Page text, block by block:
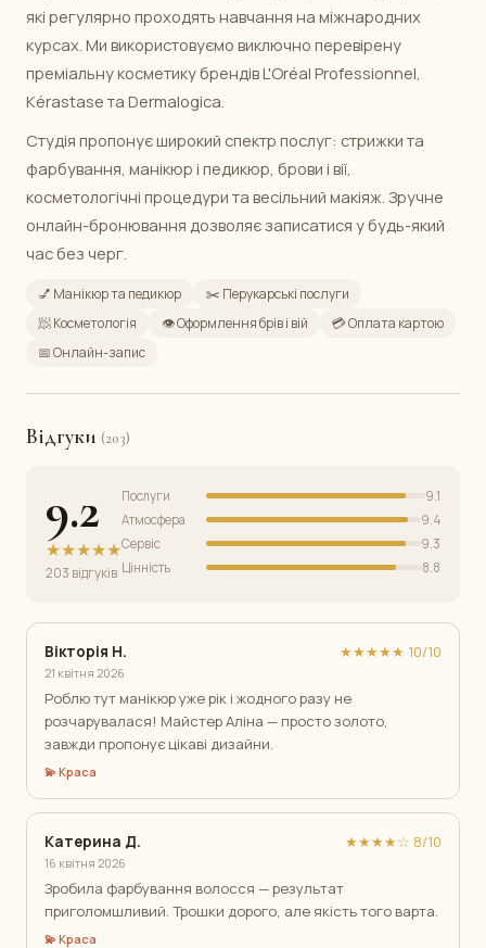
які регулярно проходять навчання на міжнародних
курсах. Ми використовуємо виключно перевірену
преміальну косметику брендів L'Oréal Professionnel,
Kérastase та Dermalogica.
Студія пропонує широкий спектр послуг: стрижки та
фарбування, манікюр і педикюр, брови і вії,
косметологічні процедури та весільний макіяж. Зручне
онлайн-бронювання дозволяє записатися у будь-який
час без черг.
💅 Манікюр та педикюр
✂️ Перукарські послуги
🧖 Косметологія
👁️ Оформлення брів і вій
💳 Оплата картою
📅 Онлайн-запис
Відгуки (203)
9.2
★★★★★
203 відгуків
Послуги
9.1
Атмосфера
9.4
Сервіс
9.3
Цінність
8.8
Вікторія Н.
21 квітня 2026
★★★★★ 10/10
Роблю тут манікюр уже рік і жодного разу не
розчарувалася! Майстер Аліна — просто золото,
завжди пропонує цікаві дизайни.
💫 Краса
Катерина Д.
16 квітня 2026
★★★★☆ 8/10
Зробила фарбування волосся — результат
приголомшливий. Трошки дорого, але якість того варта.
💫 Краса